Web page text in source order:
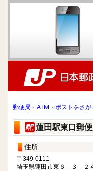
郵便局・ATM・ポストをさが
蓮田駅東口郵
住所
〒349-0111
埼玉県蓮田市東６－３－２